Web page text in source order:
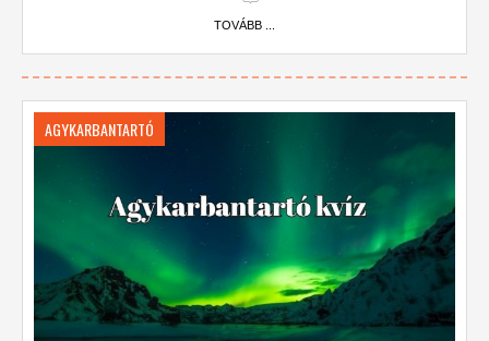
TOVÁBB ...
AGYKARBANTARTÓ